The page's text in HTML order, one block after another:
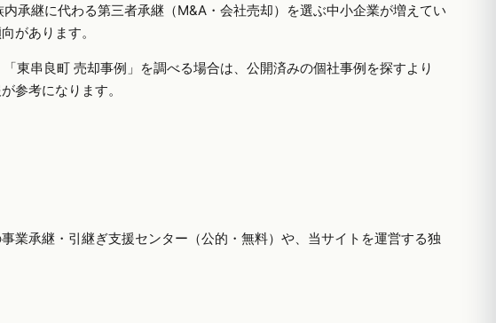
承継に代わる第三者承継（M&A・会社売却）を選ぶ中小企業が増えてい
があります。
「東串良町 売却事例」を調べる場合は、公開済みの個社事例を探すより
参考になります。
業承継・引継ぎ支援センター（公的・無料）や、当サイトを運営する独